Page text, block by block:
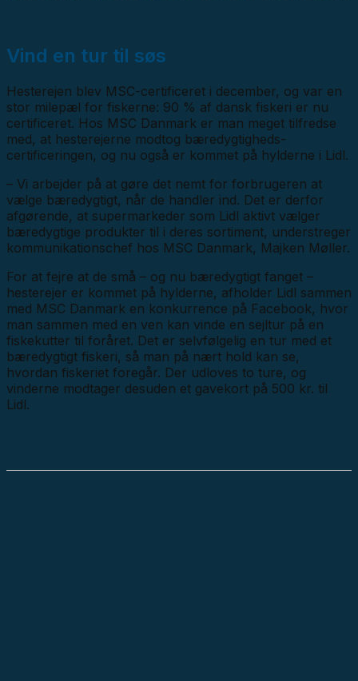
Vind en tur til søs
Hesterejen blev MSC-certificeret i december, og var en
stor milepæl for fiskerne: 90 % af dansk fiskeri er nu
certificeret. Hos MSC Danmark er man meget tilfredse
med, at hesterejerne modtog bæredygtigheds-
certificeringen, og nu også er kommet på hylderne i Lidl.
– Vi arbejder på at gøre det nemt for forbrugeren at
vælge bæredygtigt, når de handler ind. Det er derfor
afgørende, at supermarkeder som Lidl aktivt vælger
bæredygtige produkter til i deres sortiment, understreger
kommunikationschef hos MSC Danmark, Majken Møller.
For at fejre at de små – og nu bæredygtigt fanget –
hesterejer er kommet på hylderne, afholder Lidl sammen
med MSC Danmark en konkurrence på Facebook, hvor
man sammen med en ven kan vinde en sejltur på en
fiskekutter til foråret. Det er selvfølgelig en tur med et
bæredygtigt fiskeri, så man på nært hold kan se,
hvordan fiskeriet foregår. Der udloves to ture, og
vinderne modtager desuden et gavekort på 500 kr. til
Lidl.